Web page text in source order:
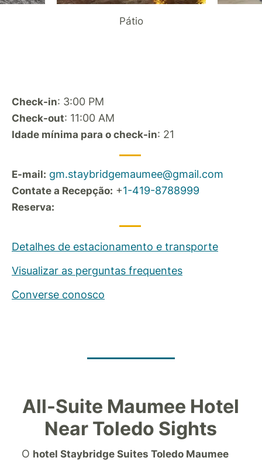
Pátio
Check-in: 3:00 PM
Check-out: 11:00 AM
Idade mínima para o check-in: 21
E-mail: gm.staybridgemaumee@gmail.com
Contate a Recepção: +1-419-8788999
Reserva:
Detalhes de estacionamento e transporte
Visualizar as perguntas frequentes
Converse conosco
All-Suite Maumee Hotel
Near Toledo Sights
O hotel Staybridge Suites Toledo Maumee